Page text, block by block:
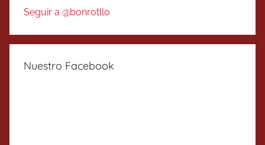
Seguir a @bonrotllo
Nuestro Facebook